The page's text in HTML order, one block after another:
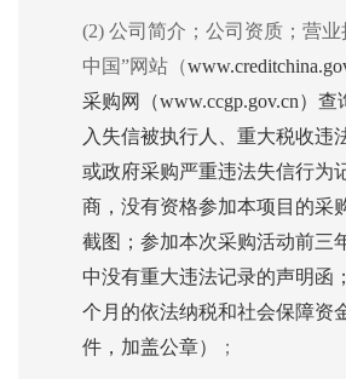
(2) 公司简介；公司资质；营业
中国”网站（
采购网（www.ccgp.gov.cn）查
入失信被执行人、重大税收违
或政府采购严重违法失信行为
商，没有资格参加本项目的采
截图；参加本次采购活动前三
中没有重大违法记录的声明函
个月的依法纳税和社会保障资
件，加盖公章）
；